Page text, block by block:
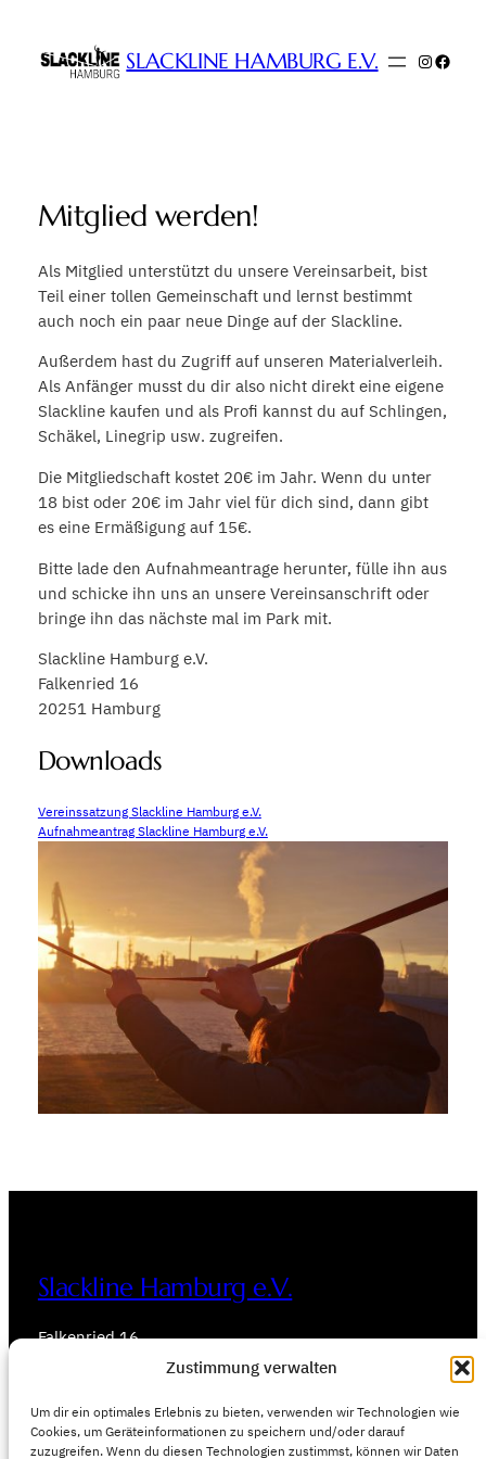
Zustimmung verwalten
Um dir ein optimales Erlebnis zu bieten, verwenden wir Technologien wie
Cookies, um Geräteinformationen zu speichern und/oder darauf
zuzugreifen. Wenn du diesen Technologien zustimmst, können wir Daten
springen
SLACKLINE HAMBURG E.V.
Mitglied werden!
Als Mitglied unterstützt du unsere Vereinsarbeit, bist
Teil einer tollen Gemeinschaft und lernst bestimmt
auch noch ein paar neue Dinge auf der Slackline.
Außerdem hast du Zugriff auf unseren Materialverleih.
Als Anfänger musst du dir also nicht direkt eine eigene
Slackline kaufen und als Profi kannst du auf Schlingen,
Schäkel, Linegrip usw. zugreifen.
Die Mitgliedschaft kostet 20€ im Jahr. Wenn du unter
18 bist oder 20€ im Jahr viel für dich sind, dann gibt
es eine Ermäßigung auf 15€.
Bitte lade den Aufnahmeantrage herunter, fülle ihn aus
und schicke ihn uns an unsere Vereinsanschrift oder
bringe ihn das nächste mal im Park mit.
Slackline Hamburg e.V.
Falkenried 16
20251 Hamburg
Downloads
Vereinssatzung Slackline Hamburg e.V.
Aufnahmeantrag Slackline Hamburg e.V.
Slackline Hamburg e.V.
Falkenried 16
Blog